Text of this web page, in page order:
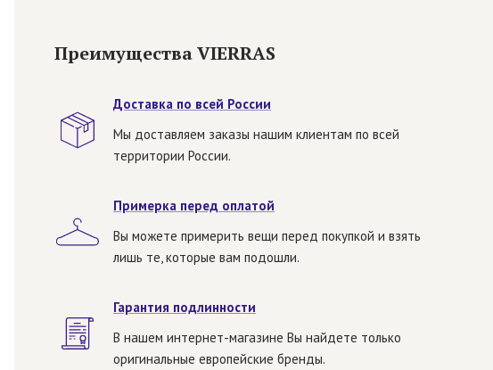
Преимущества VIERRAS
Доставка по всей России
Мы доставляем заказы нашим клиентам по всей
территории России.
Примерка перед оплатой
Вы можете примерить вещи перед покупкой и взять
лишь те, которые вам подошли.
Гарантия подлинности
В нашем интернет-магазине Вы найдете только
оригинальные европейские бренды.